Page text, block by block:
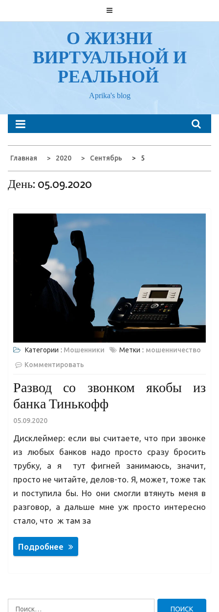
О ЖИЗНИ
ВИРТУАЛЬНОЙ И
РЕАЛЬНОЙ
Aprika's blog
Главная 2020 Сентябрь 5
День: 05.09.2020
Категории : Мошенники Метки : мошенничество
Комментировать
Развод со звонком якобы из
банка Тинькофф
05.09.2020
Дисклеймер: если вы считаете, что при звонке
из любых банков надо просто сразу бросить
трубку, а я тут фигней занимаюсь, значит,
просто не читайте, делов-то. Я, может, тоже так
и поступила бы. Но они смогли втянуть меня в
разговор, а дальше мне уж просто интересно
стало, что ж там за
Подробнее